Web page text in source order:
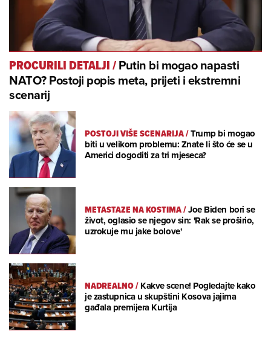
PROCURILI DETALJI/Putin bi mogao napasti
NATO? Postoji popis meta, prijeti i ekstremni
scenarij
POSTOJI VIŠE SCENARIJA/Trump bi mogao
biti u velikom problemu: Znate li što će se u
Americi dogoditi za tri mjeseca?
METASTAZE NA KOSTIMA/Joe Biden bori se
život, oglasio se njegov sin: 'Rak se proširio,
uzrokuje mu jake bolove'
NADREALNO/Kakve scene! Pogledajte kako
je zastupnica u skupštini Kosova jajima
gađala premijera Kurtija